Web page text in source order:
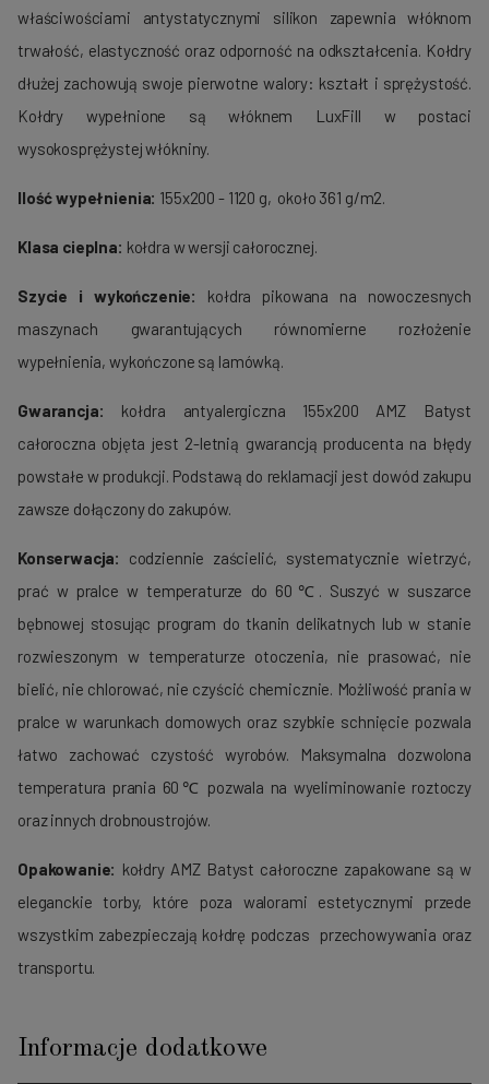
właściwościami antystatycznymi silikon zapewnia włóknom
trwałość, elastyczność oraz odporność na odkształcenia. Kołdry
dłużej zachowują swoje pierwotne walory: kształt i sprężystość.
Kołdry wypełnione są włóknem LuxFill w postaci
wysokosprężystej włókniny.
Ilość wypełnienia: 155x200 - 1120 g, około 361 g/m2.
Klasa cieplna: kołdra w wersji całorocznej.
Szycie i wykończenie:
kołdra pikowana na nowoczesnych
maszynach gwarantujących równomierne rozłożenie
wypełnienia, wykończone są lamówką.
Gwarancja: kołdra antyalergiczna 155x200 AMZ Batyst
całoroczna objęta jest 2-letnią gwarancją producenta na błędy
powstałe w produkcji. Podstawą do reklamacji jest dowód zakupu
zawsze dołączony do zakupów.
Konserwacja:
codziennie zaścielić, systematycznie wietrzyć,
prać w pralce w temperaturze do 60℃. Suszyć w suszarce
bębnowej stosując program do tkanin delikatnych lub w stanie
rozwieszonym w temperaturze otoczenia, nie prasować, nie
bielić, nie chlorować, nie czyścić chemicznie. Możliwość prania w
pralce w warunkach domowych oraz szybkie schnięcie pozwala
łatwo zachować czystość wyrobów. Maksymalna dozwolona
temperatura prania 60℃ pozwala na wyeliminowanie roztoczy
oraz innych drobnoustrojów.
Opakowanie: kołdry AMZ Batyst całoroczne zapakowane są w
eleganckie torby, które poza walorami estetycznymi przede
wszystkim zabezpieczają kołdrę podczas przechowywania oraz
transportu.
Informacje dodatkowe